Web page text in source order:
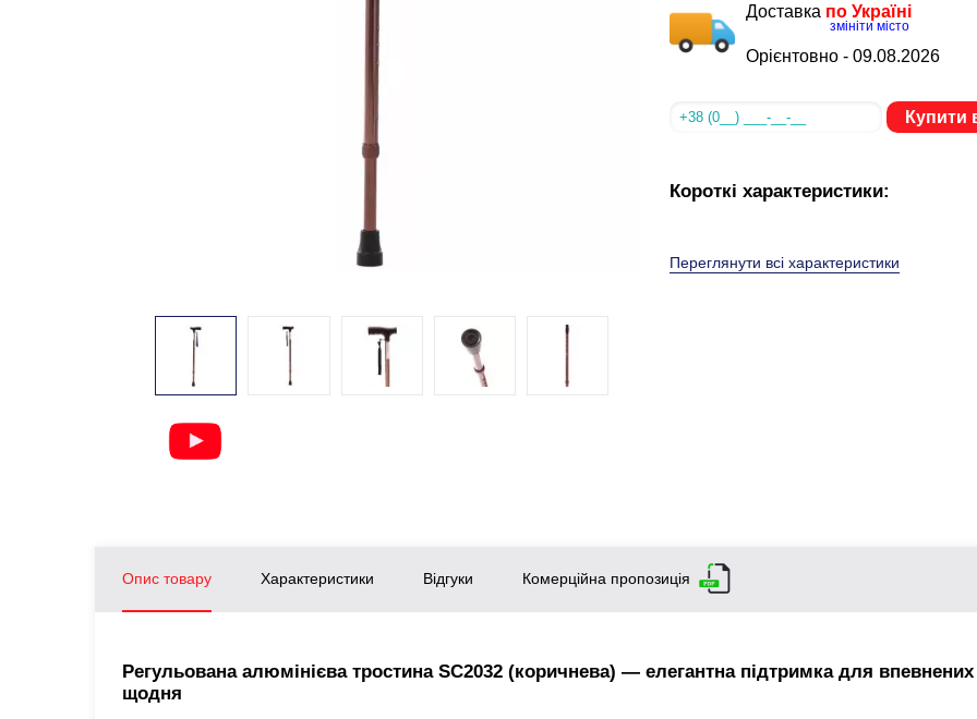
Доставка по Україні
змініти місто
Орієнтовно - 09.08.2026
Купити
Короткі характеристики:
Переглянути всі характеристики
Опис товару Характеристики Відгуки Комерційна пропозиція
Регульована алюмінієва тростина SC2032 (коричнева) — елегантна підтримка для впевнених
щодня